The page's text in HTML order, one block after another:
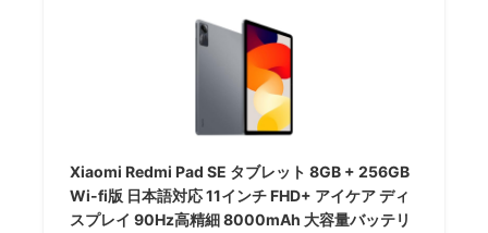
Xiaomi Redmi Pad SE タブレット 8GB + 256GB
Wi-fi版 日本語対応 11インチ FHD+ アイケア ディ
スプレイ 90Hz高精細 8000mAh 大容量バッテリ